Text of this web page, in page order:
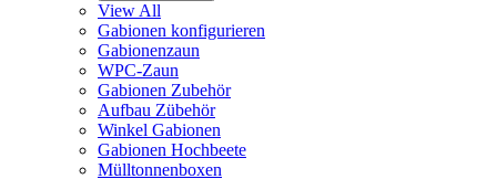
View All
Gabionen konfigurieren
Gabionenzaun
WPC-Zaun
Gabionen Zubehör
Aufbau Zübehör
Winkel Gabionen
Gabionen Hochbeete
Mülltonnenboxen